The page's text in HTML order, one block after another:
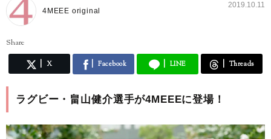
4MEEE original
2019.10.11
Share
X Facebook LINE Threads
ラグビー・畠山健介選手が4MEEEに登場！